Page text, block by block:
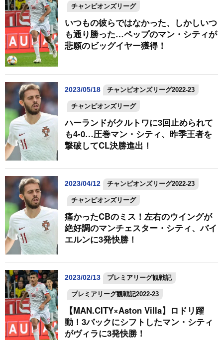
チャンピオンズリーグ
いつもの彼らではなかった、しかしいつ
も通り勝った…ペップのマン・シティが
悲願のビッグイヤー獲得！
2023/05/18 チャンピオンズリーグ2022-23
チャンピオンズリーグ
ハーランドがクルトワに3回止められて
も4-0…圧巻マン・シティ、昨季王者を
撃破してCL決勝進出！
2023/04/12 チャンピオンズリーグ2022-23
チャンピオンズリーグ
痛かったCBのミス！左右のウイングが
絶好調のマンチェスター・シティ、バイ
エルンに3発快勝！
2023/02/13 プレミアリーグ観戦記
プレミアリーグ観戦記2022-23
【MAN.CITY×Aston Villa】ロドリ躍
動！3バックにシフトしたマン・シティ
がヴィラに3発快勝！